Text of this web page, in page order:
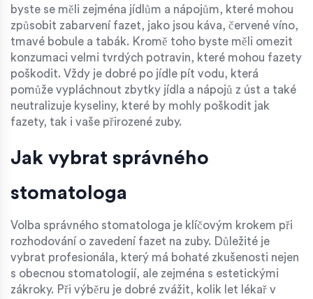
byste se měli zejména jídlům a nápojům, které mohou
způsobit zabarvení fazet, jako jsou káva, červené víno,
tmavé bobule a tabák. Kromě toho byste měli omezit
konzumaci velmi tvrdých potravin, které mohou fazety
poškodit. Vždy je dobré po jídle pít vodu, která
pomůže vypláchnout zbytky jídla a nápojů z úst a také
neutralizuje kyseliny, které by mohly poškodit jak
fazety, tak i vaše přirozené zuby.
Jak vybrat správného
stomatologa
Volba správného stomatologa je klíčovým krokem při
rozhodování o zavedení fazet na zuby. Důležité je
vybrat profesionála, který má bohaté zkušenosti nejen
s obecnou stomatologií, ale zejména s estetickými
zákroky. Při výběru je dobré zvážit, kolik let lékař v